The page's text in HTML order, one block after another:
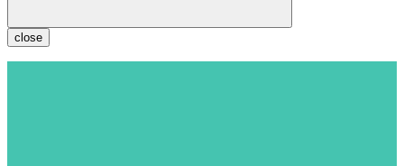
close